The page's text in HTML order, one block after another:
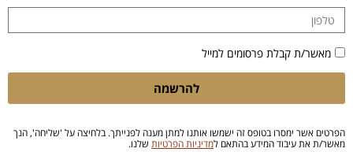
מאשר/ת קבלת פרסומים למייל
להרשמה
הפרטים אשר ימסרו בטופס זה ישמשו אותנו למתן מענה לפנייתך. בלחיצה על 'שליחה', הנך
מאשר/ת את עיבוד המידע בהתאם למדיניות הפרטיות שלנו.